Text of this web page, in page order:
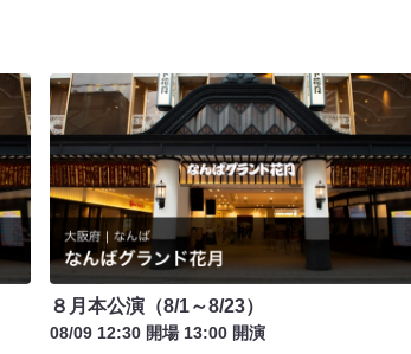
８月本公演（8/1～8/23）
08/09 12:30 開場 13:00 開演